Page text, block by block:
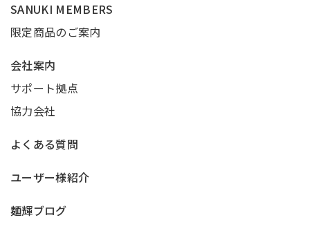
SANUKI MEMBERS
限定商品のご案内
会社案内
サポート拠点
協力会社
よくある質問
ユーザー様紹介
麺輝ブログ